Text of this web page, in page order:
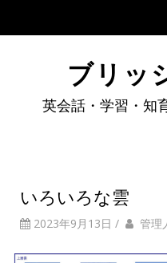
ブリッ
英会話・学習・知
いろいろな雲
2023年9月13日 / 管理